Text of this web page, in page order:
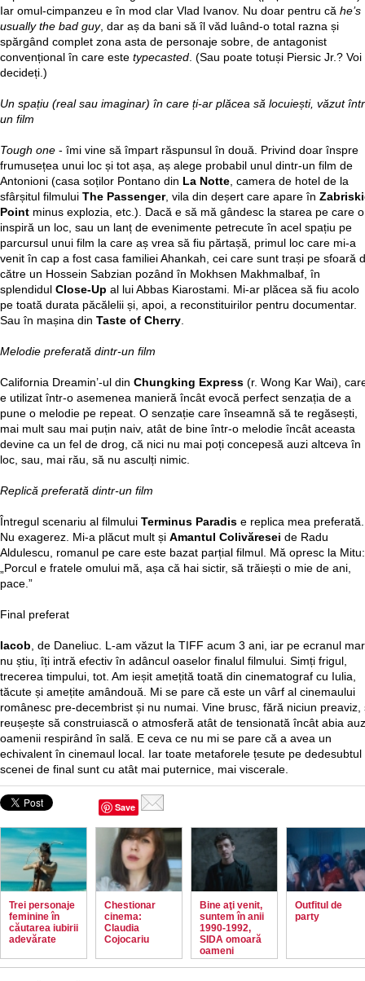
Iar omul-cimpanzeu e în mod clar Vlad Ivanov. Nu doar pentru că he’s
usually the bad guy, dar aș da bani să îl văd luând-o total razna și
spărgând complet zona asta de personaje sobre, de antagonist
convențional în care este typecasted. (Sau poate totuși Piersic Jr.? Voi
decideți.)
Un spațiu (real sau imaginar) în care ți-ar plăcea să locuiești, văzut
un film
Tough one - îmi vine să împart răspunsul în două. Privind doar înspre
frumusețea unui loc și tot așa, aș alege probabil unul dintr-un film de
Antonioni (casa soților Pontano din La Notte, camera de hotel de la
sfârșitul filmului The Passenger, vila din deșert care apare în
Point minus explozia, etc.). Dacă e să mă gândesc la starea pe care o
inspiră un loc, sau un lanț de evenimente petrecute în acel spațiu pe
parcursul unui film la care aș vrea să fiu părtașă, primul loc care mi-a
venit în cap a fost casa familiei Ahankah, cei care sunt trași pe sfoară
către un Hossein Sabzian pozând în Mokhsen Makhmalbaf, în
splendidul Close-Up al lui Abbas Kiarostami. Mi-ar plăcea să fiu acolo
pe toată durata păcălelii și, apoi, a reconstituirilor pentru documentar.
Sau în mașina din Taste of Cherry.
Melodie preferată dintr-un film
California Dreamin’-ul din Chungking Express (r. Wong Kar Wai),
e utilizat într-o asemenea manieră încât evocă perfect senzația de a
pune o melodie pe repeat. O senzație care înseamnă să te regăsești,
mai mult sau mai puțin naiv, atât de bine într-o melodie încât aceasta
devine ca un fel de drog, că nici nu mai poți concepesă auzi altceva în
loc, sau, mai rău, să nu asculți nimic.
Replică preferată dintr-un film
Întregul scenariu al filmului Terminus Paradis e replica mea preferată.
Nu exagerez. Mi-a plăcut mult și Amantul Colivăresei de Radu
Aldulescu, romanul pe care este bazat parțial filmul. Mă opresc la Mitu:
„Porcul e fratele omului mă, așa că hai sictir, să trăiești o mie de ani,
pace.”
Final preferat
Iacob, de Daneliuc. L-am văzut la TIFF acum 3 ani, iar pe ecranul
nu știu, îți intră efectiv în adâncul oaselor finalul filmului. Simți frigul,
trecerea timpului, tot. Am ieșit amețită toată din cinematograf cu Iulia,
tăcute și amețite amândouă. Mi se pare că este un vârf al cinemaului
românesc pre-decembrist și nu numai. Vine brusc, fără niciun preaviz,
reușește să construiască o atmosferă atât de tensionată încât abia
oamenii respirând în sală. E ceva ce nu mi se pare că a avea un
echivalent în cinemaul local. Iar toate metaforele țesute pe dedesubtul
scenei de final sunt cu atât mai puternice, mai viscerale.
Save
Trei personaje
feminine în
căutarea iubirii
adevărate
Chestionar
cinema:
Claudia
Cojocariu
Bine aţi venit,
suntem în anii
1990-1992,
SIDA omoară
oameni
Outfitul de
party